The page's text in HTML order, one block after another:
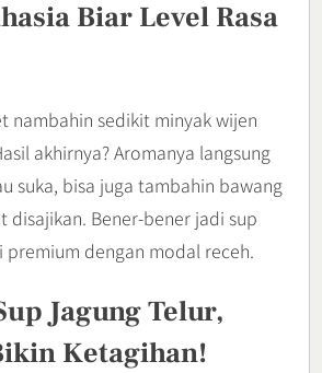
Biar Level Rasa
nambahin sedikit minyak wijen
akhirnya? Aromanya langsung
suka, bisa juga tambahin bawang
disajikan. Bener-bener jadi sup
premium dengan modal receh.
Jagung Telur,
Ketagihan!